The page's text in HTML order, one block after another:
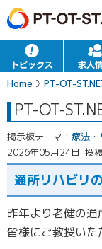
Home PT-OT-
PT-OT-
掲示板テーマ： 療法・
2026年05月24日 投
通所リハビリ
昨年より老健の通
皆様にご教授いた